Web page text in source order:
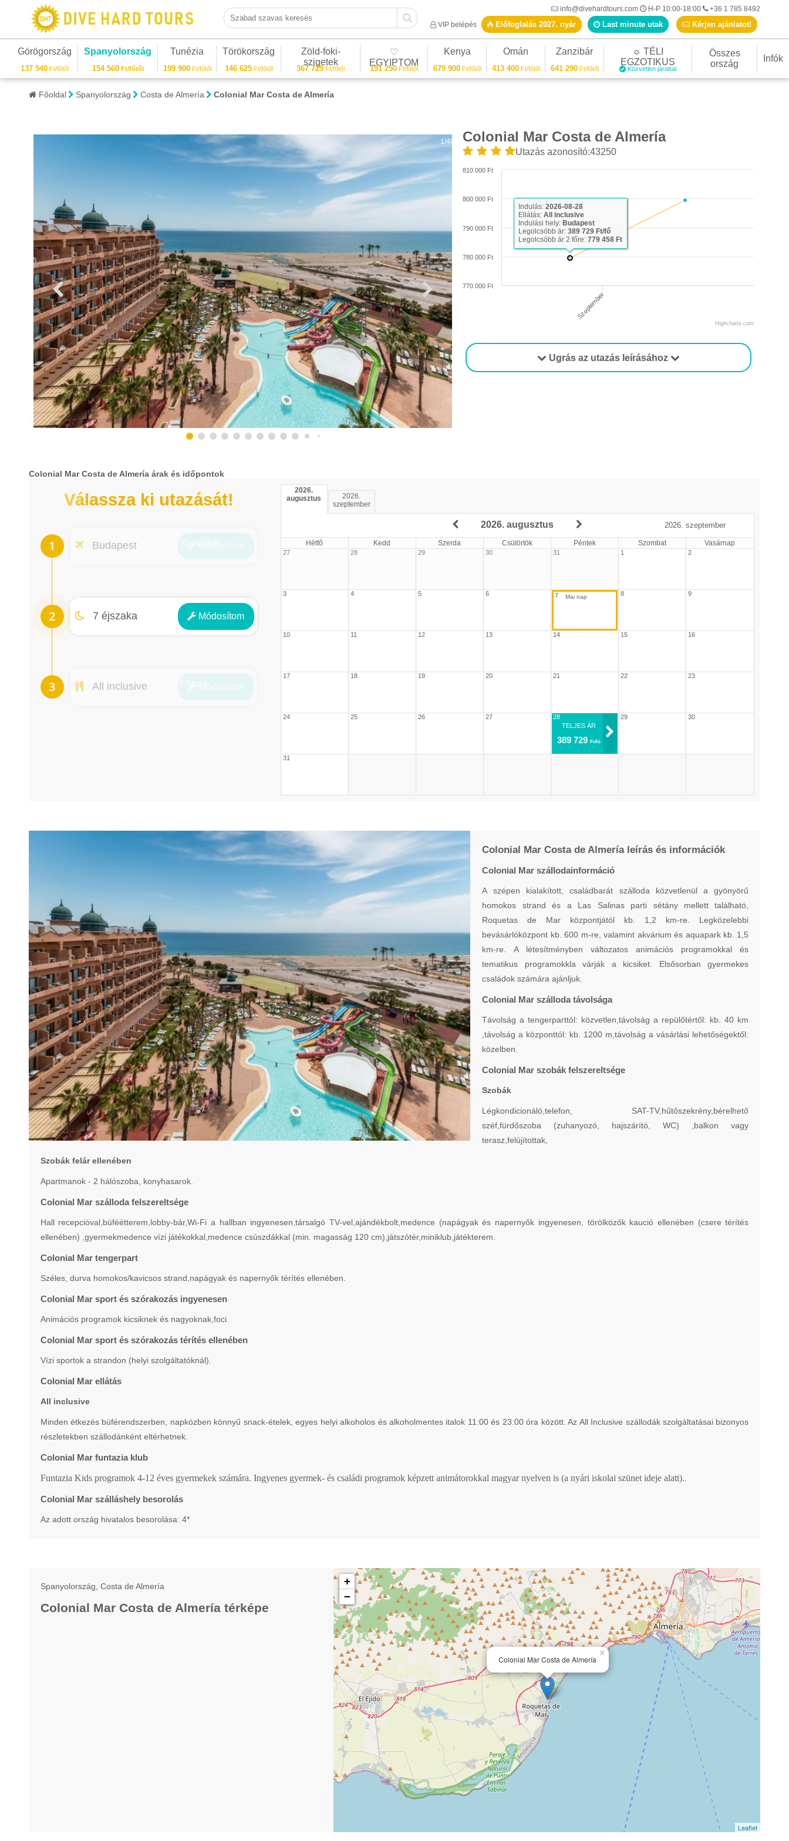
Szabad szavas keresés
info@divehardtours.com H-P 10:00-18:00
+36 1 785 8492
VIP belépés
Előfoglalás 2027. nyár Last minute utak Kérjen ajánlatot!
Görögország
137 540 Ft/főtől
Spanyolország
154 560Ft/főtől
Tunézia
199 900Ft/főtől
Törökország
146 625Ft/főtől
Zöld-foki-
szigetek
367 729 Ft/főtől
♡
EGYIPTOM
191 250 Ft/főtől
Kenya
679 900Ft/főtől
Omán
413 400Ft/főtől
Zanzibár
641 290Ft/főtől
☼ TÉLI
EGZOTIKUS
Közvetlen járattal
Összes
ország
Infók
Főoldal Spanyolország Costa de Almería Colonial Mar Costa de Almería
Colonial Mar Costa de Almería
Utazás azonosító:43250
Szeptember
780 000 Ft
790 000 Ft
800 000 Ft
770 000 Ft
810 000 Ft
Highcharts.com
Indulás:2026-08-28
Ellátás:All inclusive
Indulási hely: Budapest
Legolcsóbb ár:389 729 Ft/fő
Legolcsóbb ár 2 főre:779 458 Ft
Ugrás az utazás leírásához
1/40
Colonial Mar Costa de Almería árak és időpontok
Válassza ki utazását!
Budapest
7 éjszaka Módosítom
Éjszakák
All inclusive
2026.
augusztus
2026.
szeptember
2026. augusztus 2026. szeptember
Hétfő Kedd Szerda Csütörtök Péntek Szombat Vasárnap
27 28 29 30 31 1 2
3 4 5 6 7 8 9
10 11 12 13 14 15 16
17 18 19 20 21 22 23
24 25 26 27
28
TELJES ÁR
389 729Ft/fő
29 30
31
Colonial Mar Costa de Almería leírás és információk
Colonial Mar szállodainformáció
A szépen kialakított, családbarát szálloda közvetlenül a gyönyörű
homokos strand és a Las Salinas parti sétány mellett található,
Roquetas de Mar központjától kb. 1,2 km-re. Legközelebbi
bevásárlóközpont kb. 600 m-re, valamint akvárium és aquapark kb. 1,5
km-re. A létesítményben változatos animációs programokkal és
tematikus programokkla várják a kicsiket. Elsősorban gyermekes
családok számára ajánljuk.
Colonial Mar szálloda távolsága
Távolság a tengerparttól: közvetlen,távolság a repülőtértől: kb. 40 km
,távolság a központtól: kb. 1200 m,távolság a vásárlási lehetőségektől:
közelben.
Colonial Mar szobák felszereltsége
Szobák
Légkondicionáló,telefon, SAT-TV,hűtőszekrény,bérelhető
széf,fürdőszoba (zuhanyozó, hajszárító, WC) ,balkon vagy
terasz,felújítottak,
Szobák felár ellenében
Apartmanok - 2 hálószoba, konyhasarok.
Colonial Mar szálloda felszereltsége
Hall recepcióval,büféétterem,lobby-bár,Wi-Fi a hallban ingyenesen,társalgó TV-vel,ajándékbolt,medence (napágyak és napernyők ingyenesen, törölközők kaució ellenében (csere térítés
ellenében) ,gyermekmedence vízi játékokkal,medence csúszdákkal (min. magasság 120 cm),játszótér,miniklub,játékterem.
Colonial Mar tengerpart
Széles, durva homokos/kavicsos strand,napágyak és napernyők térítés ellenében.
Colonial Mar sport és szórakozás ingyenesen
Animációs programok kicsiknek és nagyoknak,foci.
Colonial Mar sport és szórakozás térítés ellenében
Vízi sportok a strandon (helyi szolgáltatóknál).
Colonial Mar ellátás
All inclusive
Minden étkezés büférendszerben, napközben könnyű snack-ételek, egyes helyi alkoholos és alkoholmentes italok 11:00 és 23:00 óra között. Az All Inclusive szállodák szolgáltatásai bizonyos
részletekben szállodánként eltérhetnek.
Colonial Mar funtazia klub
Funtazia Kids programok 4-12 éves gyermekek számára. Ingyenes gyermek- és családi programok képzett animátorokkal magyar nyelven is (a nyári iskolai szünet ideje alatt).
Colonial Mar szálláshely besorolás
Az adott ország hivatalos besorolása: 4*
Spanyolország, Costa de Almería
Colonial Mar Costa de Almería térképe
Colonial Mar Costa de Almería
×
+
−
Leaflet